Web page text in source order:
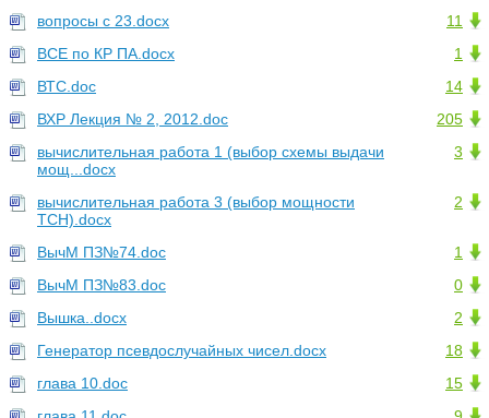
11
вопросы с 23.docx
1
ВСЕ по КР ПА.docx
14
ВТС.doc
205
ВХР Лекция № 2, 2012.doc
3
вычислительная работа 1 (выбор схемы выдачи
мощ...docx
2
вычислительная работа 3 (выбор мощности
ТСН).docx
1
ВычМ ПЗ№74.doc
0
ВычМ ПЗ№83.doc
2
Вышка..docx
18
Генератор псевдослучайных чисел.docx
15
глава 10.doc